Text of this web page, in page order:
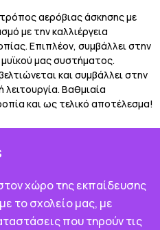
αερόβιας άσκησης με
με την καλλιέργεια
Επιπλέον, συμβάλλει στην
μας συστήματος.
και συμβάλλει στην
Βαθμιαία
και ως τελικό αποτέλεσμα!
χώρο της εκπαίδευσης
το σχολείο μας, με
που τηρούν τις